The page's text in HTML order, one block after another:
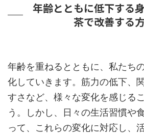
年齢とともに低下する
茶で改善する
年齢を重ねるとともに、私たち
化していきます。筋力の低下、
すさなど、様々な変化を感じる
う。しかし、日々の生活習慣や
って、これらの変化に対応し、